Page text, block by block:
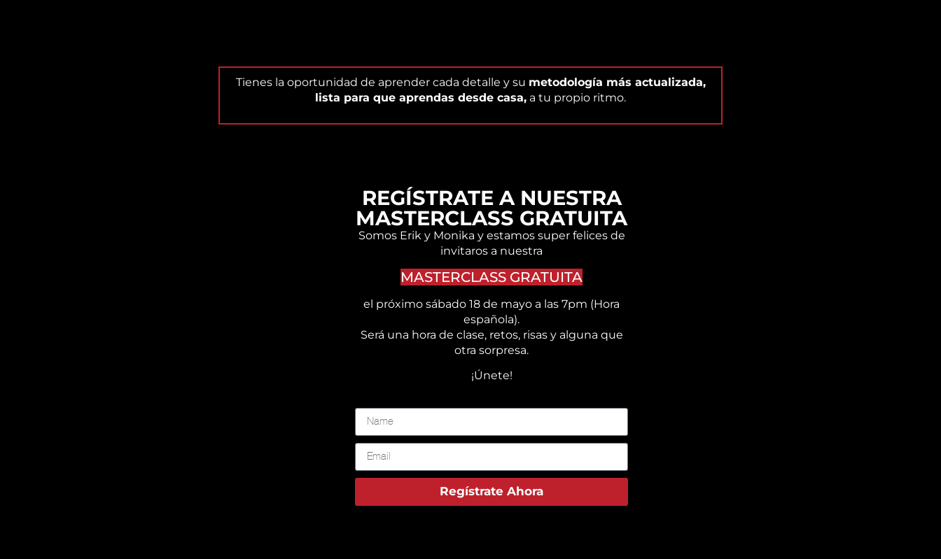
Tienes la oportunidad de aprender cada detalle y su metodología más actualizada,
lista para que aprendas desde casa, a tu propio ritmo.
REGÍSTRATE A NUESTRA
MASTERCLASS GRATUITA
Somos Erik y Monika y estamos super felices de
invitaros a nuestra
MASTERCLASS GRATUITA
el próximo sábado 18 de mayo a las 7pm (Hora
española).
Será una hora de clase, retos, risas y alguna que
otra sorpresa.
¡Únete!
Regístrate Ahora